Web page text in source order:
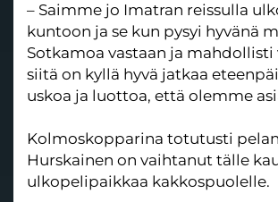
– Saimme jo Imatran reissulla
kuntoon ja se kun pysyi hyvänä
Sotkamoa vastaan ja
siitä on kyllä hyvä jatkaa
uskoa ja luottoa, että olemme
Kolmoskopparina totutusti
Hurskainen on vaihtanut tälle
ulkopelipaikkaa kakkospuolelle.